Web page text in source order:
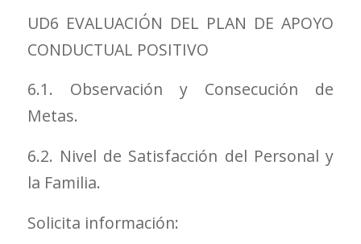
UD6 EVALUACIÓN DEL PLAN DE APOYO
CONDUCTUAL POSITIVO
6.1. Observación y Consecución de
Metas.
6.2. Nivel de Satisfacción del Personal y
la Familia.
Solicita información: